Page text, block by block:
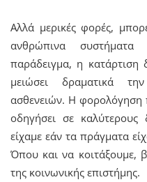
Αλλά μερικές φορές,
ανθρώπινα
παράδειγμα, η κατάρτιση
μειώσει δραματικά
ασθενειών. Η φορολόγηση
οδηγήσει σε
είχαμε εάν τα πράγματα
Όπου και να κοιτάξουμε,
της κοινωνικής επιστήμης.